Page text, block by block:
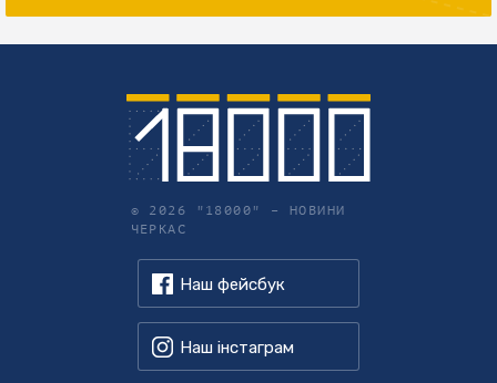
© 2026 "18000" – НОВИНИ
ЧЕРКАС
Наш фейсбук
Наш інстаграм